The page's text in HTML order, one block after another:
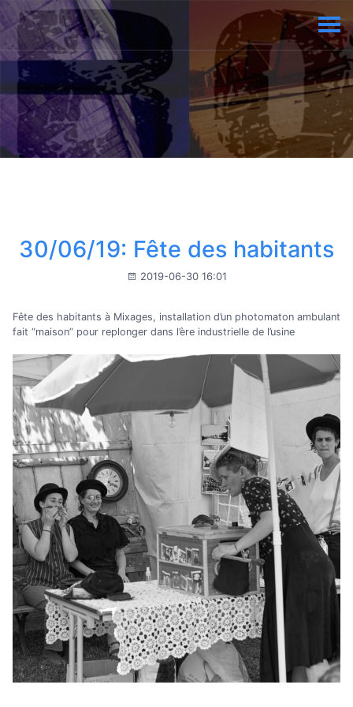
30/06/19: Fête des habitants
2019-06-30 16:01
Fête des habitants à Mixages, installation d’un photomaton ambulant
fait “maison” pour replonger dans l’ère industrielle de l’usine